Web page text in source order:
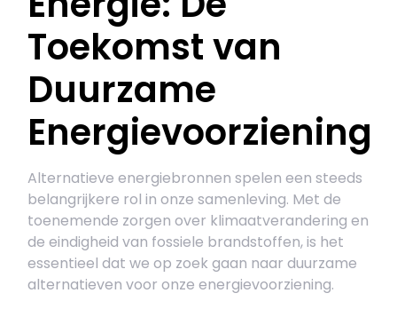
Toekomst van
Duurzame
Energievoorziening
Alternatieve energiebronnen spelen een steeds
belangrijkere rol in onze samenleving. Met de
toenemende zorgen over klimaatverandering en
de eindigheid van fossiele brandstoffen, is het
essentieel dat we op zoek gaan naar duurzame
alternatieven voor onze energievoorziening.